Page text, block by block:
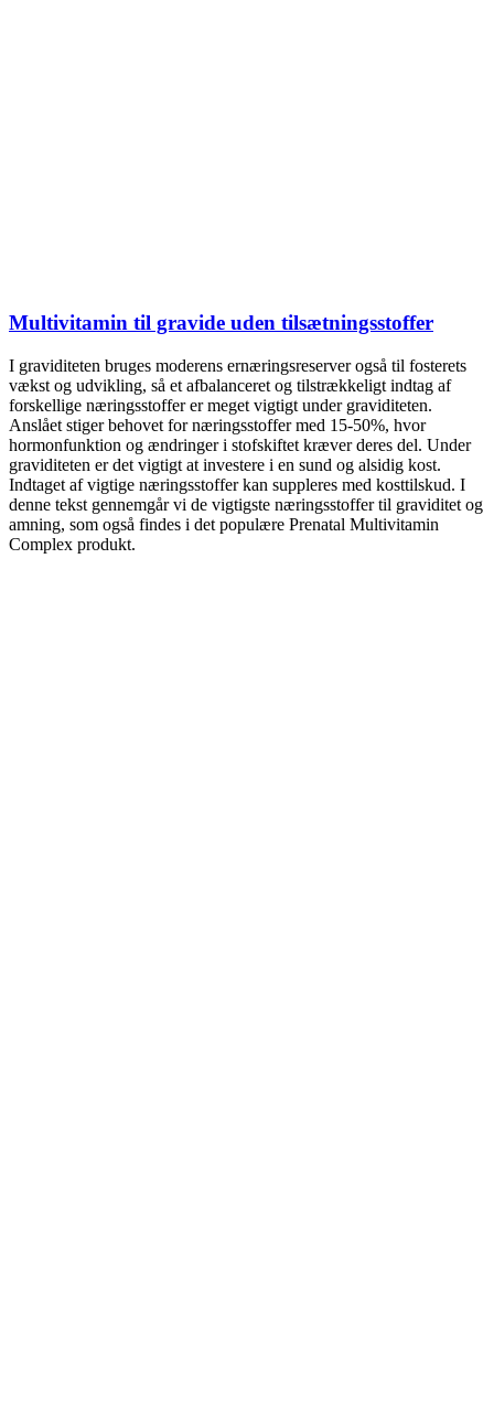
Multivitamin til gravide uden tilsætningsstoffer
I graviditeten bruges moderens ernæringsreserver også til fosterets
vækst og udvikling, så et afbalanceret og tilstrækkeligt indtag af
forskellige næringsstoffer er meget vigtigt under graviditeten.
Anslået stiger behovet for næringsstoffer med 15-50%, hvor
hormonfunktion og ændringer i stofskiftet kræver deres del. Under
graviditeten er det vigtigt at investere i en sund og alsidig kost.
Indtaget af vigtige næringsstoffer kan suppleres med kosttilskud. I
denne tekst gennemgår vi de vigtigste næringsstoffer til graviditet og
amning, som også findes i det populære Prenatal Multivitamin
Complex produkt.